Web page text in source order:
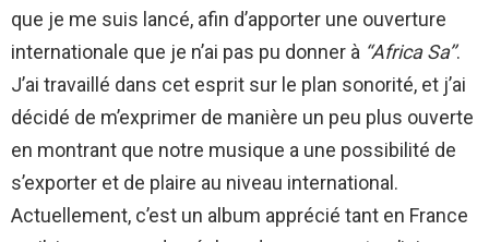
que je me suis lancé, afin d’apporter une ouverture
internationale que je n’ai pas pu donner à ‘‘Africa Sa’’.
J’ai travaillé dans cet esprit sur le plan sonorité, et j’ai
décidé de m’exprimer de manière un peu plus ouverte
en montrant que notre musique a une possibilité de
s’exporter et de plaire au niveau international.
Actuellement, c’est un album apprécié tant en France